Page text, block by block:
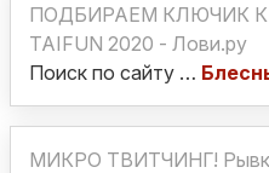
ПОДБИРАЕМ КЛЮЧИК
TAIFUN 2020 - Лови.ру
Поиск по сайту …
МИКРО ТВИТЧИНГ!